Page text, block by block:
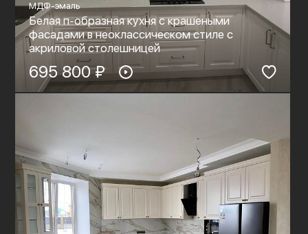
МДФ-эмаль
Белая п-образная кухня с крашеными
фасадами в неоклассическом стиле c
акриловой столешницей
695 800 ₽